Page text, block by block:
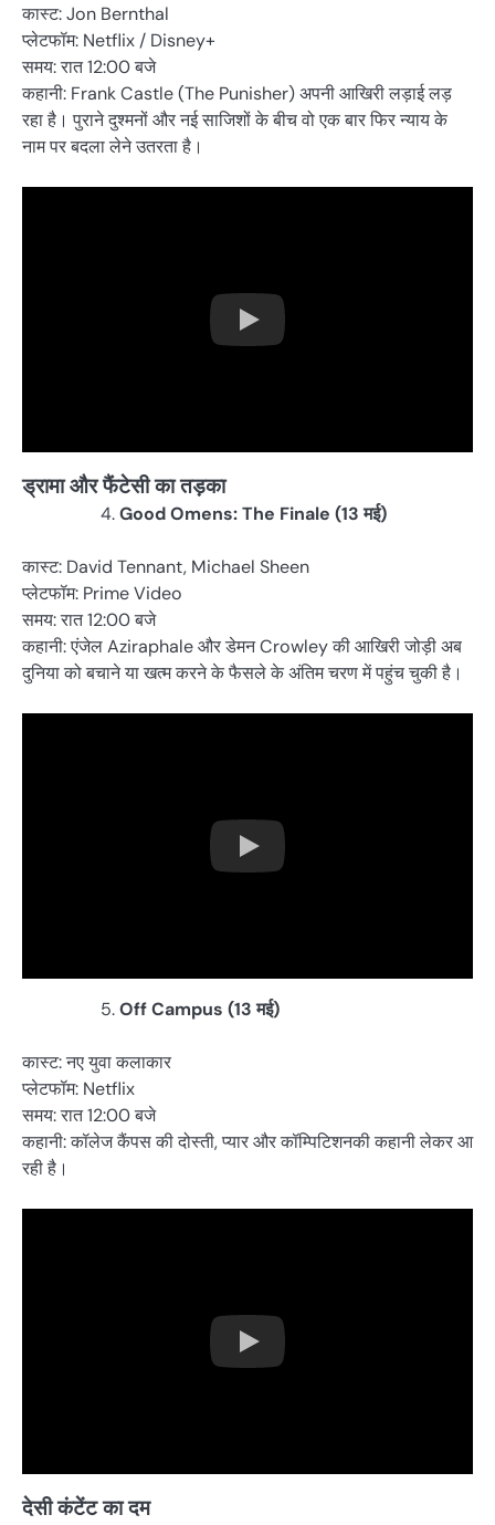
कास्ट: Jon Bernthal
प्लेटफॉम: Netflix / Disney+
समय: रात 12:00 बजे
कहानी: Frank Castle (The Punisher) अपनी आखिरी लड़ाई लड़
रहा है। पुराने दुश्मनों और नई साजिशों के बीच वो एक बार फिर न्याय के
नाम पर बदला लेने उतरता है।
ड्रामा और फैंटेसी का तड़का
Good Omens: The Finale (13 मई)
कास्ट: David Tennant, Michael Sheen
प्लेटफॉम: Prime Video
समय: रात 12:00 बजे
कहानी: एंजेल Aziraphale और डेमन Crowley की आखिरी जोड़ी अब
दुनिया को बचाने या खत्म करने के फैसले के अंतिम चरण में पहुंच चुकी है।
Off Campus (13 मई)
कास्ट: नए युवा कलाकार
प्लेटफॉम: Netflix
समय: रात 12:00 बजे
कहानी: कॉलेज कैंपस की दोस्ती, प्यार और कॉम्पिटिशनकी कहानी लेकर आ
रही है।
देसी कंटेंट का दम